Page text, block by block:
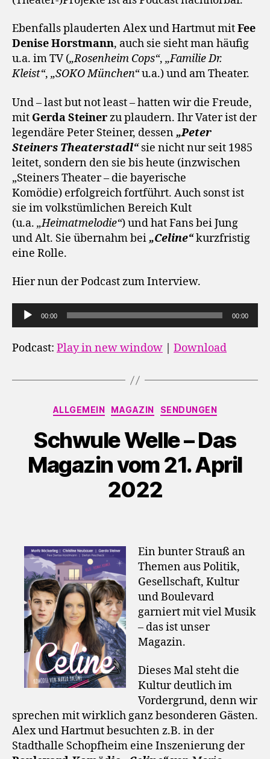
Ebenfalls plauderten Alex und Hartmut mitFee
Denise Horstmann, auch sie sieht man häufig
u.a. im TV („Rosenheim Cops“, „Familie Dr.
Kleist“, „SOKO München“u.a.) und am Theater.
Und – last but not least – hatten wir die Freude,
mit Gerda Steinerzu plaudern. Ihr Vater ist der
legendäre Peter Steiner, dessen „Peter
Steiners Theaterstadl“ sie nicht nur seit 1985
leitet, sondern den sie bis heute (inzwischen
„Steiners Theater – die bayerische
Komödie) erfolgreich fortführt. Auch sonst ist
sie im volkstümlichen Bereich Kult
(u.a. „Heimatmelodie“) und hat Fans bei Jung
und Alt. Sie übernahm bei „Celine“kurzfristig
eine Rolle.
Hier nun der Podcast zum Interview.
u
d
00:00 00:00
Podcast: Play in new window Download
Kategorien
ALLGEMEIN MAGAZIN SENDUNGEN
Schwule Welle – Das
Magazin vom 21. April
2022
Ein bunter Strauß an
Themen aus Politik,
Gesellschaft, Kultur
und Boulevard
garniert mit viel Musik
– das ist unser
Magazin.
Dieses Mal steht die
Kultur deutlich im
Vordergrund, denn wir
sprechen mit wirklich ganz besonderen Gästen.
Alex und Hartmut besuchten z.B. in der
Stadthalle Schopfheim eine Inszenierung der